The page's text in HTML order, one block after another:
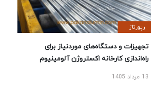
رپورتاژ
تجهیزات و دستگاه‌های موردنیاز برای
راه‌اندازی کارخانه اکستروژن آلومینیوم
13 مرداد 1405